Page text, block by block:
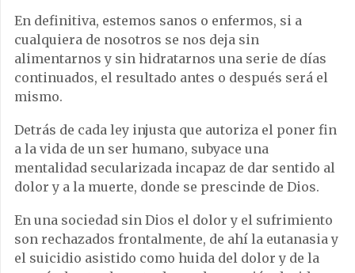
En definitiva, estemos sanos o enfermos, si a
cualquiera de nosotros se nos deja sin
alimentarnos y sin hidratarnos una serie de días
continuados, el resultado antes o después será el
mismo.
Detrás de cada ley injusta que autoriza el poner fin
a la vida de un ser humano, subyace una
mentalidad secularizada incapaz de dar sentido al
dolor y a la muerte, donde se prescinde de Dios.
En una sociedad sin Dios el dolor y el sufrimiento
son rechazados frontalmente, de ahí la eutanasia y
el suicidio asistido como huida del dolor y de la